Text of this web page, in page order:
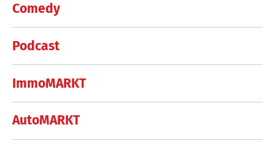
Comedy
Podcast
ImmoMARKT
AutoMARKT